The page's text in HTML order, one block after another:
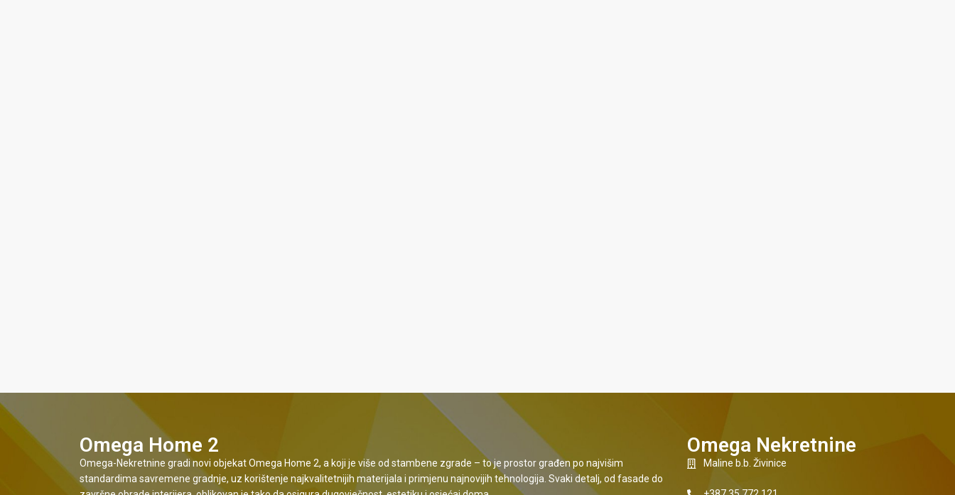
Omega Home 2
Omega-Nekretnine gradi novi objekat Omega Home 2, a koji je više od stambene zgrade – to je prostor građen po najvišim
standardima savremene gradnje, uz korištenje najkvalitetnijih materijala i primjenu najnovijih tehnologija. Svaki detalj, od fasade do
Omega Nekretnine
Maline b.b. Živinice